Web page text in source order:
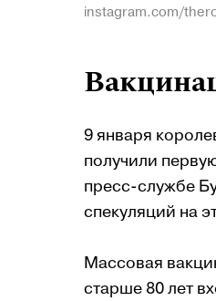
instagram.com/
9 января
получили
пресс-службе
спекуляций на
Массовая
старше 80 лет